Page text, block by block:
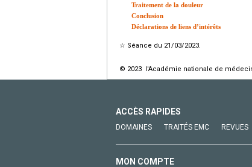
Traitement de la douleur
Conclusion
Déclarations de liens d’intérêts
☆ Séance du 21/03/2023.
© 2023 l'Académie nationale de
ACCÈS RAPIDES
DOMAINES TRAITÉS EMC REVUES
MON COMPTE